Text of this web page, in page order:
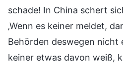
schade! In China schert
‚Wenn es keiner meldet,
Behörden deswegen nicht
keiner etwas davon weiß,